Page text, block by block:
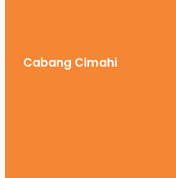
Cabang Cimahi